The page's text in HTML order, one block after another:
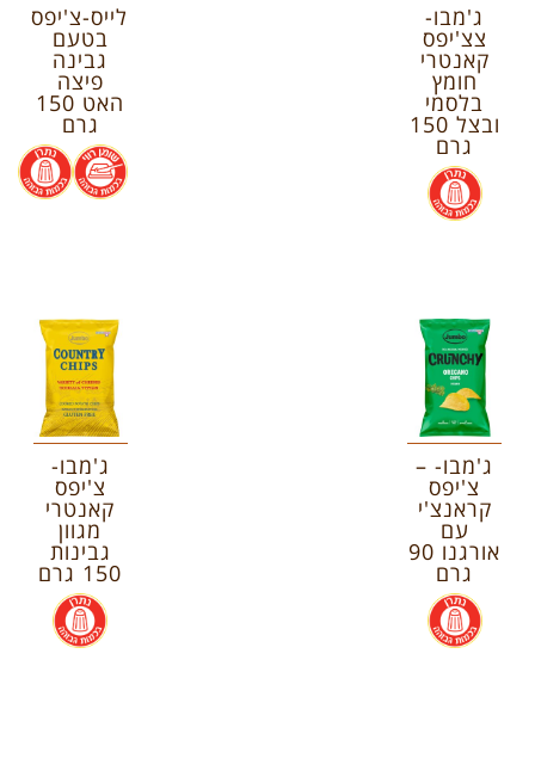
ג'מבו-
צצ'יפס
קאנטרי
חומץ
בלסמי
ובצל 150
גרם
.
לייס-צ'יפס
בטעם
גבינה
פיצה
האט 150
גרם
.
.
ג'מבו- –
צ'יפס
קראנצ'י
עם
אורגנו 90
גרם
.
ג'מבו-
צ'יפס
קאנטרי
מגוון
גבינות
150 גרם
.